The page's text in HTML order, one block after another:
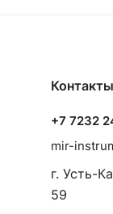
Контакты
+7 7232
mir-
г. Усть-
59